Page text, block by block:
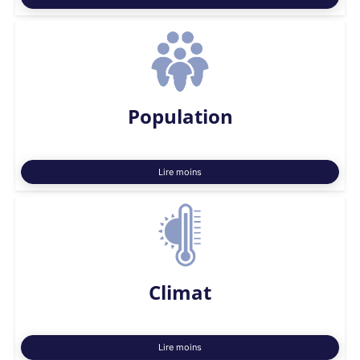
Population
Lire moins
Climat
Lire moins